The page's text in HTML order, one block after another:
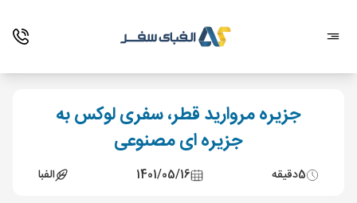
جزیره مروارید قطر، سفری لوکس به
جزیره ای مصنوعی
5دقیقه 1401/05/16 الفبا